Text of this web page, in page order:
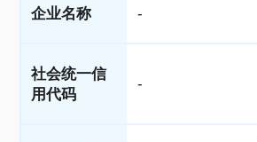
企业名称 -
社会统一信
用代码
-